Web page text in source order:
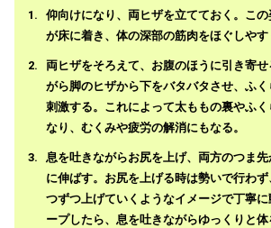
仰向けになり、両ヒザを立てておく。こ
が床に着き、体の深部の筋肉をほぐしやす
両ヒザをそろえて、お腹のほうに引き寄
がら脚のヒザから下をバタバタさせ、ふ
刺激する。これによって太ももの裏やふく
なり、むくみや疲労の解消にもなる。
息を吐きながらお尻を上げ、両方のつま先
に伸ばす。お尻を上げる時は勢いで行わ
つずつ上げていくようなイメージで丁寧
ープしたら、息を吐きながらゆっくりと体